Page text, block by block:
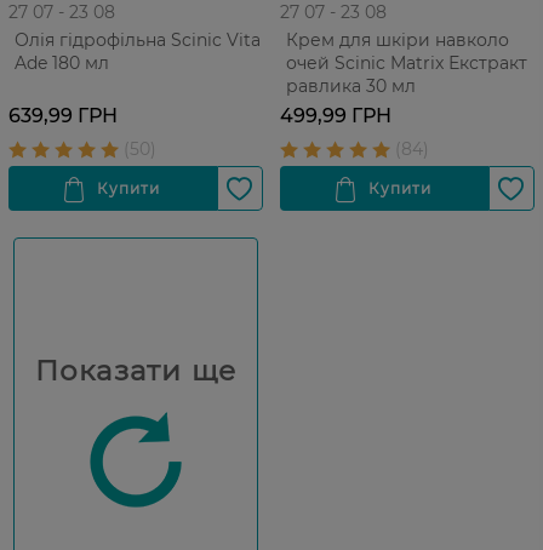
27 07 - 23 08
Олія гідрофільна Scinic Vita
Ade 180 мл
639,99 ГРН
27 07 - 23 08
Крем для шкіри навколо
очей Scinic Matrix Екстракт
равлика 30 мл
499,99 ГРН
Показати ще